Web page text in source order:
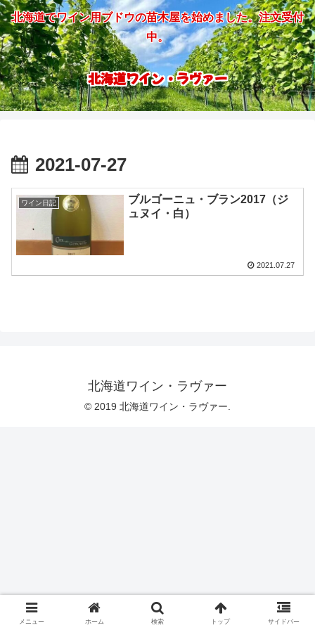
北海道でワイン用ブドウの苗木屋を始めました。注文受付
中。
北海道ワイン・ラヴァー
2021-07-27
ワイン日記
ブルゴーニュ・ブラン2017（ジ
ュヌイ・白）
2021.07.27
北海道ワイン・ラヴァー
© 2019 北海道ワイン・ラヴァー.
メニュー ホーム 検索 トップ サイドバー